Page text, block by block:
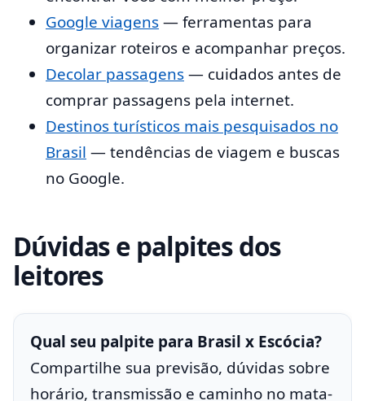
Google viagens— ferramentas para
organizar roteiros e acompanhar preços.
Decolar passagens— cuidados antes de
comprar passagens pela internet.
Destinos turísticos mais pesquisados no
Brasil — tendências de viagem e buscas
no Google.
Dúvidas e palpites dos
leitores
Qual seu palpite para Brasil x Escócia?
Compartilhe sua previsão, dúvidas sobre
horário, transmissão e caminho no mata-